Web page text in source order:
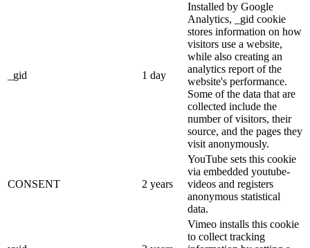
_gid 1 day
Installed by Google
Analytics, _gid cookie
stores information on how
visitors use a website,
while also creating an
analytics report of the
website's performance.
Some of the data that are
collected include the
number of visitors, their
source, and the pages they
visit anonymously.
CONSENT 2 years
YouTube sets this cookie
via embedded youtube-
videos and registers
anonymous statistical
data.
Vimeo installs this cookie
to collect tracking